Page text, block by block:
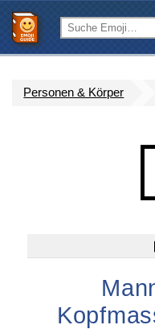
Personen & Körper